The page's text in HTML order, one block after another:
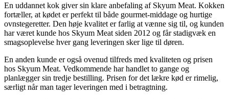
En uddannet kok giver sin klare anbefaling af Skyum Meat. Kokken
fortæller, at kødet er perfekt til både gourmet-middage og hurtige
ovnstegeretter. Den høje kvalitet er farlig at vænne sig til, og kunden
har været kunde hos Skyum Meat siden 2012 og får stadigvæk en
smagsoplevelse hver gang leveringen sker lige til døren.
En anden kunde er også ovenud tilfreds med kvaliteten og prisen
hos Skyum Meat. Vedkommende har handlet to gange og
planlægger sin tredje bestilling. Prisen for det lækre kød er rimelig,
særligt når man tager leveringen med i betragtning.